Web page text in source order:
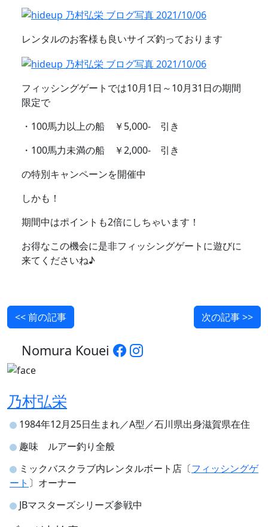
レンタルのお客様も良いサイズ釣っております
フィッシングゲートでは10月1日～10月31日の期間
限定で
・100馬力以上の船 ￥5,000- 引き
・100馬力未満の船 ￥2,000- 引き
の特別キャンペーンを開催中
しかも！
期間中はポイントも2倍にしちゃいます！
お得なこの機会に是非フィッシングゲートに遊びに
来てくださいね♪
<< 前の記事 次の記事 >>
Nomura Kouei
乃村弘栄
1984年12月25日生まれ／A型／石川県出身滋賀県在住
趣味 ルアー釣り全般
ミックバスクラブ内レンタルボート店〔フィッシングゲ
ート 〕オーナー
JBマスターズシリーズ参戦中